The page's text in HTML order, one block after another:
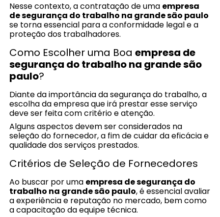
Nesse contexto, a contratação de uma empresa
de segurança do trabalho na grande são paulo
se torna essencial para a conformidade legal e a
proteção dos trabalhadores.
Como Escolher uma Boaempresa de
segurança do trabalho na grande são
paulo?
Diante da importância da segurança do trabalho, a
escolha da empresa que irá prestar esse serviço
deve ser feita com critério e atenção.
Alguns aspectos devem ser considerados na
seleção do fornecedor, a fim de cuidar da eficácia e
qualidade dos serviços prestados.
Critérios de Seleção de Fornecedores
Ao buscar por uma empresa de segurança do
trabalho na grande são paulo, é essencial avaliar
a experiência e reputação no mercado, bem como
a capacitação da equipe técnica.